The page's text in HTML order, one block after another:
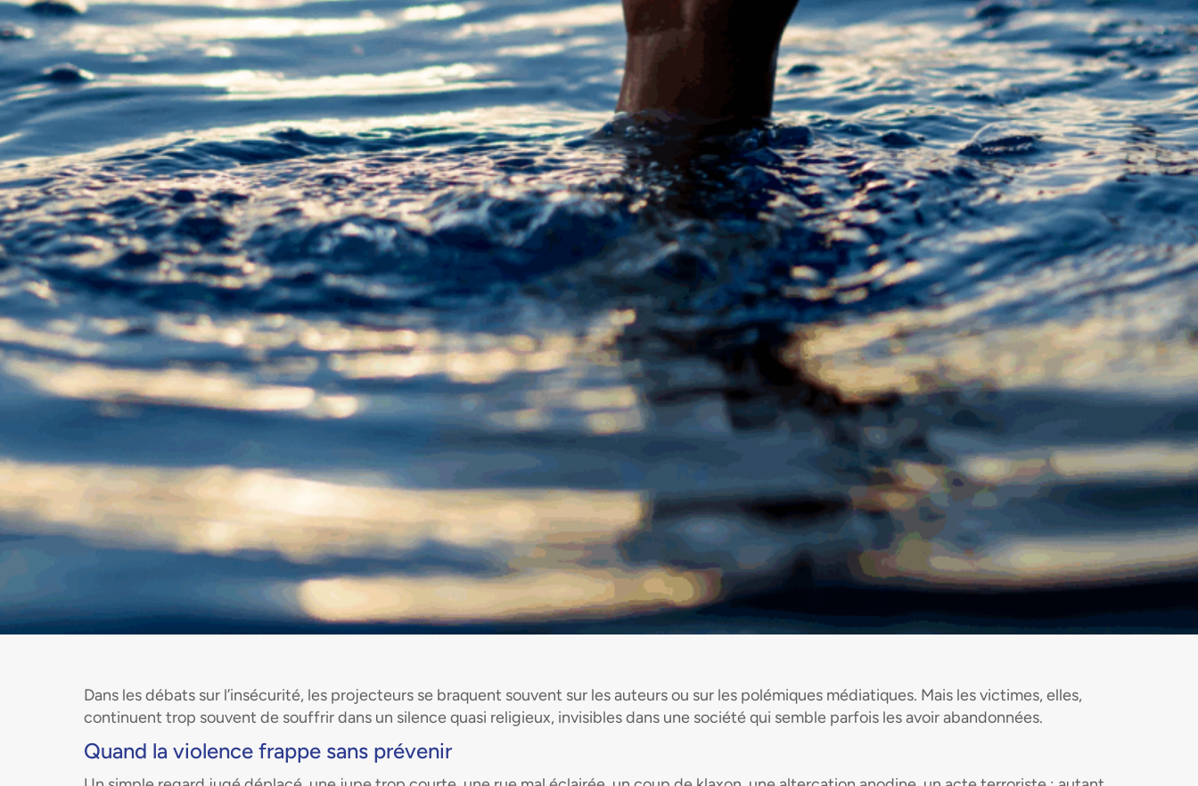
Dans les débats sur l’insécurité, les projecteurs se braquent souvent sur les auteurs ou sur les polémiques médiatiques. Mais les victimes, elles,
continuent trop souvent de souffrir dans un silence quasi religieux, invisibles dans une société qui semble parfois les avoir abandonnées.
Quand la violence frappe sans prévenir